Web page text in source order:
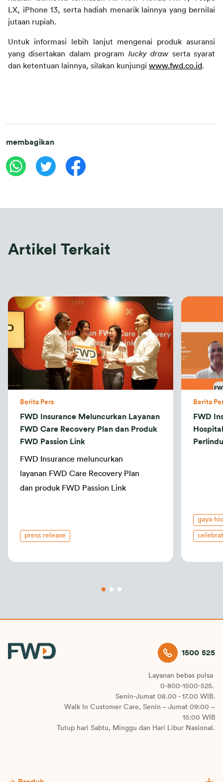
LX, iPhone 13, serta hadiah menarik lainnya yang bernilai
jutaan rupiah.
Untuk informasi lebih lanjut mengenai produk asuransi
yang disertakan dalam program lucky draw serta syarat
dan ketentuan lainnya, silakan kunjungi www.fwd.co.id.
membagikan
Artikel Terkait
Berita Pers
FWD Insurance Meluncurkan Layanan
FWD Care Recovery Plan dan Produk
FWD Passion Link
FWD Insurance meluncurkan
layanan FWD Care Recovery Plan
dan produk FWD Passion Link
press release
Berita
FWD
gaya
1500 525
Layanan bebas pulsa
0-800-1500-525.
Senin-Jumat 08.00 - 17.00 WIB.
Walk In Customer Care, Senin – Jumat 09:00 –
15:00 WIB
Tutup hari Sabtu, Minggu dan Hari Libur Nasional.